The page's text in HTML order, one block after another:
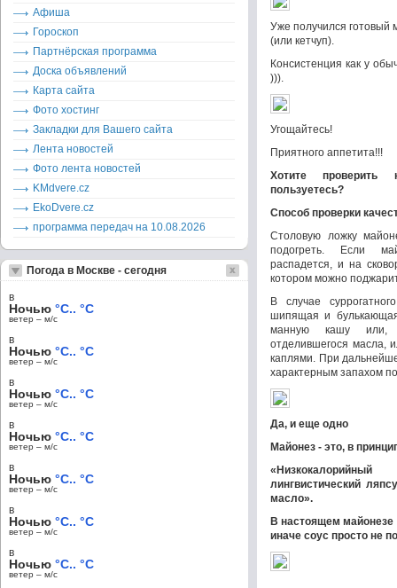
Уже получился готовый
(или кетчуп).
Консистенция как у
))).
Угощайтесь!
Приятного аппетита!!!
Хотите проверить
пользуетесь?
Способ проверки
Столовую ложку
подогреть. Если
распадется, и на
котором можно
В случае
шипящая и
манную кашу или,
отделившегося масла,
каплями. При
характерным запахом
Да, и ещe одно
Майонез - это, в
лингвистический
масло».
В настоящем
иначе соус просто не
Афиша
Гороскоп
Партнёрская программа
Доска объявлений
Карта сайта
Фото хостинг
Закладки для Вашего сайта
Лента новостей
Фото лента новостей
KMdvere.cz
EkoDvere.cz
программа передач на 10.08.2026
Погода в Москве - сегодня
в
Ночью °C.. °C
ветер – м/c
в
Ночью °C.. °C
ветер – м/c
в
Ночью °C.. °C
ветер – м/c
в
Ночью °C.. °C
ветер – м/c
в
Ночью °C.. °C
ветер – м/c
в
Ночью °C.. °C
ветер – м/c
в
Ночью °C.. °C
ветер – м/c